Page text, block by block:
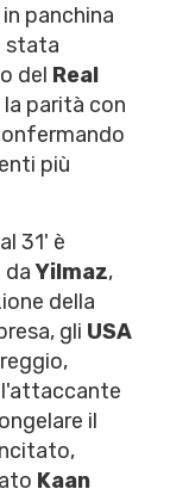
panchina
stata
del Real
parità con
più
31' è
daYilmaz,
della
gli USA
il
Kaan